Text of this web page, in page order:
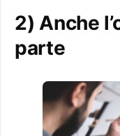
2) Anche
parte